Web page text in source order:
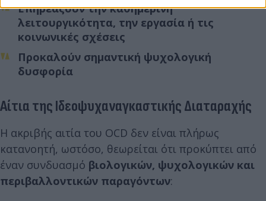
Επηρεάζουν τηνκαθημερινή
λειτουργικότητα, την εργασία ή τις
κοινωνικές σχέσεις
Προκαλούν σημαντική ψυχολογική
δυσφορία
Αίτια της Ιδεοψυχαναγκαστικής Διαταραχής
Η ακριβής αιτία του OCD δεν είναι πλήρως
κατανοητή, ωστόσο, θεωρείται ότι προκύπτει από
έναν συνδυασμό βιολογικών, ψυχολογικών και
περιβαλλοντικών παραγόντων: